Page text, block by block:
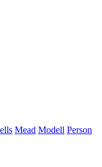
Mead Modell Person